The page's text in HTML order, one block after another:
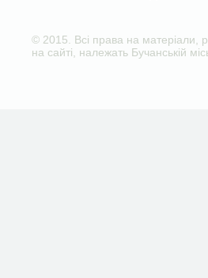
© 2015. Всі права на матеріали,
на сайті, належать Бучанській